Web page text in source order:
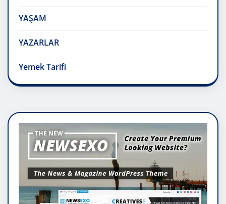
YAŞAM
YAZARLAR
Yemek Tarifi